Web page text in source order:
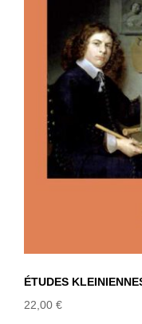
ÉTUDES
ÉTUDES
22,00 €